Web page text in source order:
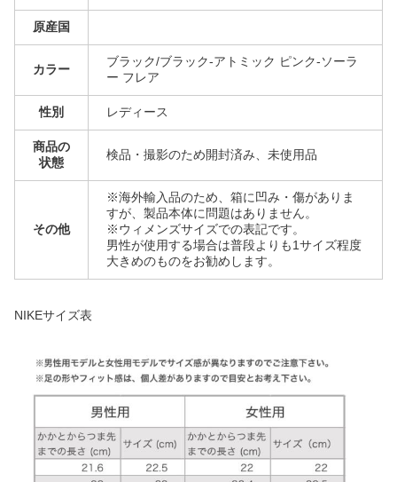
原産国
カラー
ブラック/ブラック-アトミック ピンク-ソーラ
ー フレア
性別 レディース
商品の
状態
検品・撮影のため開封済み、未使用品
その他
※海外輸入品のため、箱に凹み・傷がありま
すが、製品本体に問題はありません。
※ウィメンズサイズでの表記です。
男性が使用する場合は普段よりも1サイズ程度
大きめのものをお勧めします。
NIKEサイズ表